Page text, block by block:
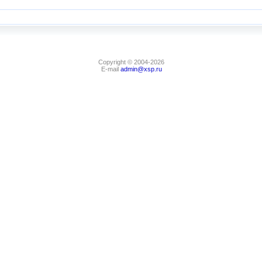
Copyright © 2004-2026
E-mail admin@xsp.ru